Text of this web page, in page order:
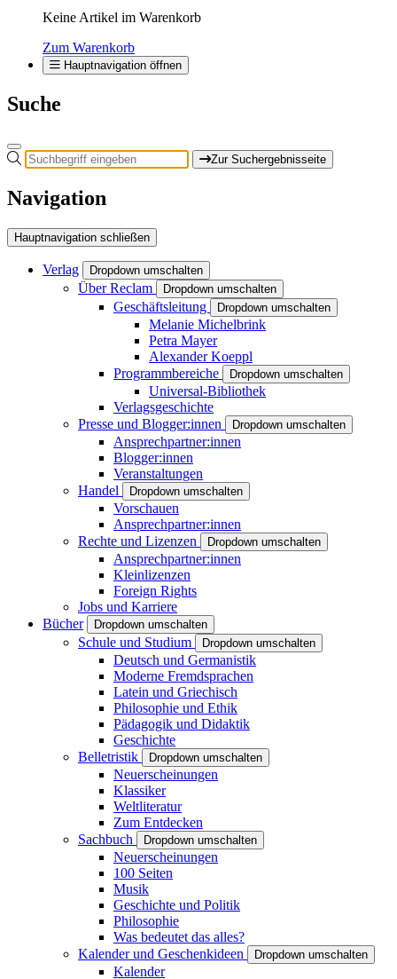
Keine Artikel im Warenkorb
Zum Warenkorb
Hauptnavigation öffnen
Suche
Zur Suchergebnisseite
Navigation
Hauptnavigation schließen
Verlag Dropdown umschalten
Über Reclam Dropdown umschalten
Geschäftsleitung Dropdown umschalten
Melanie Michelbrink
Petra Mayer
Alexander Koeppl
Programmbereiche
Dropdown umschalten
Universal-Bibliothek
Verlagsgeschichte
Presse und Blogger:innen
Dropdown umschalten
Ansprechpartner:innen
Blogger:innen
Veranstaltungen
Handel
Dropdown umschalten
Vorschauen
Ansprechpartner:innen
Rechte und Lizenzen
Dropdown umschalten
Ansprechpartner:innen
Kleinlizenzen
Foreign Rights
Jobs und Karriere
Bücher
Dropdown umschalten
Schule und Studium Dropdown umschalten
Deutsch und Germanistik
Moderne Fremdsprachen
Latein und Griechisch
Philosophie und Ethik
Pädagogik und Didaktik
Geschichte
Belletristik
Dropdown umschalten
Neuerscheinungen
Klassiker
Weltliteratur
Zum Entdecken
Sachbuch
Dropdown umschalten
Neuerscheinungen
100 Seiten
Musik
Geschichte und Politik
Philosophie
Was bedeutet das alles?
Kalender und Geschenkideen
Dropdown umschalten
Kalender